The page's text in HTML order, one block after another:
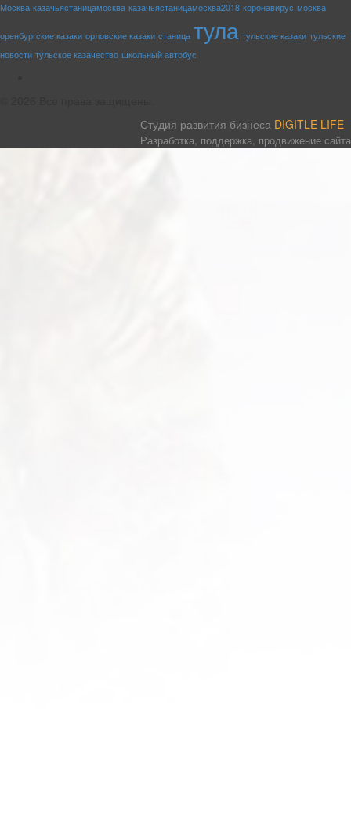
Москва казачьястаницамосква казачьястаницамосква2018 коронавирус москва
оренбургские казаки орловские казаки станица тула тульские казаки тульские
новости тульское казачество школьный автобус
Студия развития бизнеса DIGITLE LIFE
Разработка, поддержка, продвижение сайта